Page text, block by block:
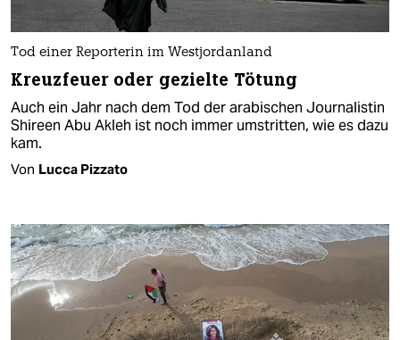
Tod einer Reporterin im Westjordanland
Kreuzfeuer oder gezielte Tötung
Auch ein Jahr nach dem Tod der arabischen Journalistin
Shireen Abu Akleh ist noch immer umstritten, wie es dazu
kam.
Von Lucca Pizzato